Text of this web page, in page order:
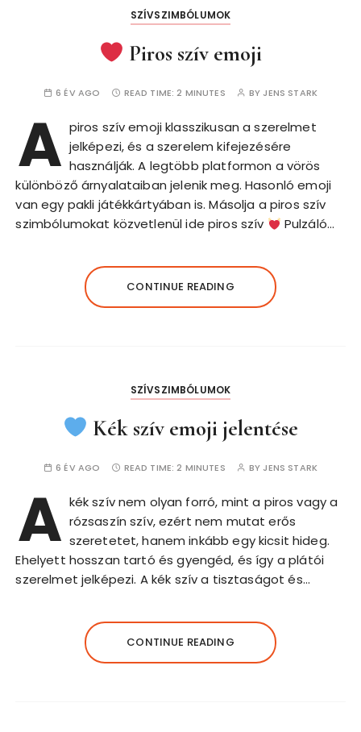
SZÍVSZIMBÓLUMOK
Piros szív emoji
6 ÉV AGO READ TIME:2 MINUTES BY JENS STARK
A piros szív emoji klasszikusan a szerelmet
jelképezi, és a szerelem kifejezésére
használják. A legtöbb platformon a vörös
különböző árnyalataiban jelenik meg. Hasonló emoji
van egy pakli játékkártyában is. Másolja a piros szív
szimbólumokat közvetlenül ide piros szív
Pulzáló…
CONTINUE READING
SZÍVSZIMBÓLUMOK
Kék szív emoji jelentése
6 ÉV AGO READ TIME:2 MINUTES BY JENS STARK
A kék szív nem olyan forró, mint a piros vagy a
rózsaszín szív, ezért nem mutat erős
szeretetet, hanem inkább egy kicsit hideg.
Ehelyett hosszan tartó és gyengéd, és így a plátói
szerelmet jelképezi. A kék szív a tisztaságot és…
CONTINUE READING